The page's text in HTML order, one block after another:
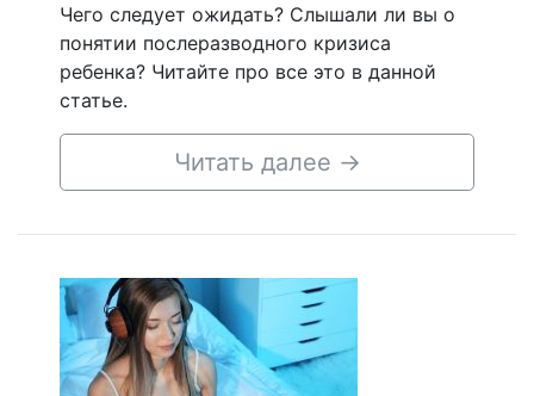
Чего следует ожидать? Слышали ли вы о
понятии послеразводного кризиса
ребенка? Читайте про все это в данной
статье.
Читать далее →